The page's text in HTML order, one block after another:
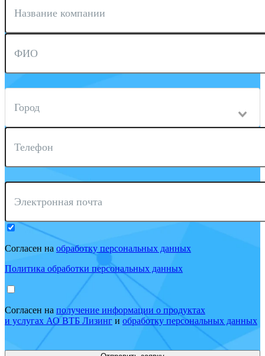
Название компании
ФИО
Город
Телефон
Электронная почта
Согласен на обработку персональных данных
Политика обработки персональных данных
Согласен на получение информации о продуктах
и услугах АО ВТБ Лизинг и обработку персональных данных